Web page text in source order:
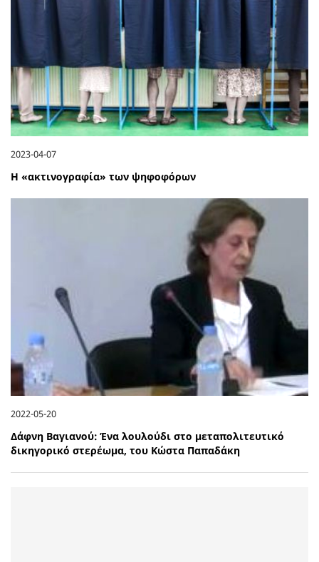
2023-04-07
Η «ακτινογραφία» των ψηφοφόρων
2022-05-20
Δάφνη Βαγιανού: Ένα λουλούδι στο μεταπολιτευτικό
δικηγορικό στερέωμα, του Κώστα Παπαδάκη